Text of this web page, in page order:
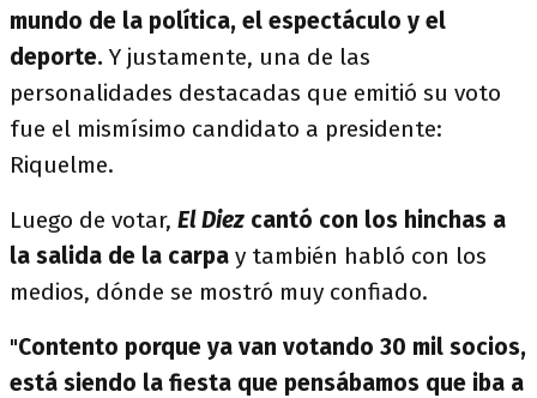
mundo de la política, el espectáculo y el
deporte. Y justamente, una de las
personalidades destacadas que emitió su voto
fue el mismísimo candidato a presidente:
Riquelme.
Luego de votar, El Diez cantó con los hinchas a
la salida de la carpa y también habló con los
medios, dónde se mostró muy confiado.
"Contento porque ya van votando 30 mil socios,
está siendo la fiesta que pensábamos que iba a